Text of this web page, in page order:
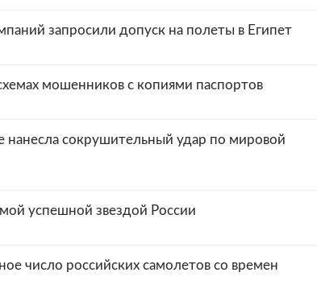
запросили допуск на полеты в Египет
мошенников с копиями паспортов
нанесла сокрушительный удар по мировой
успешной звездой России
число российских самолетов со времен